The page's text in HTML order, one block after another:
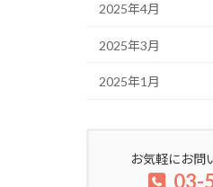
2025年4月
2025年3月
2025年1月
お気軽にお問
03-